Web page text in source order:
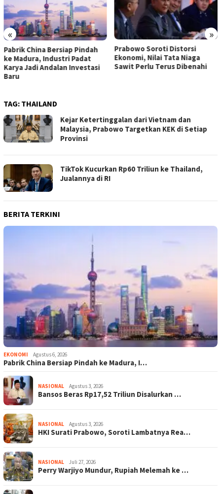
« »
Pabrik China Bersiap Pindah
ke Madura, Industri Padat
Karya Jadi Andalan Investasi
Baru
Prabowo Soroti Distorsi
Ekonomi, Nilai Tata Niaga
Sawit Perlu Terus Dibenahi
TAG: THAILAND
Kejar Ketertinggalan dari Vietnam dan
Malaysia, Prabowo Targetkan KEK di Setiap
Provinsi
TikTok Kucurkan Rp60 Triliun ke Thailand,
Jualannya di RI
BERITA TERKINI
EKONOMI Agustus 6, 2026
Pabrik China Bersiap Pindah ke Madura, I…
NASIONAL Agustus 3, 2026
Bansos Beras Rp17,52 Triliun Disalurkan …
NASIONAL Agustus 3, 2026
HKI Surati Prabowo, Soroti Lambatnya Rea…
NASIONAL Juli 27, 2026
Perry Warjiyo Mundur, Rupiah Melemah ke …